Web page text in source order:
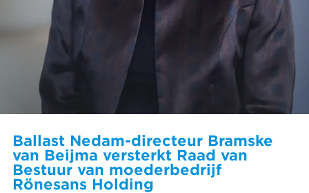
Ballast Nedam-directeur Bramske
van Beijma versterkt Raad van
Bestuur van moederbedrijf
Rönesans Holding